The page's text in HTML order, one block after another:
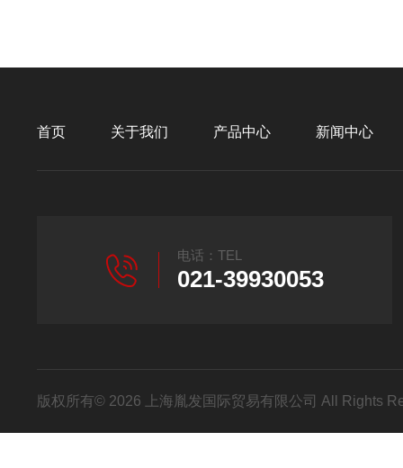
首页 关于我们 产品中心 新闻中心
电话：TEL
021-39930053
版权所有© 2026 上海胤发国际贸易有限公司 All Rights